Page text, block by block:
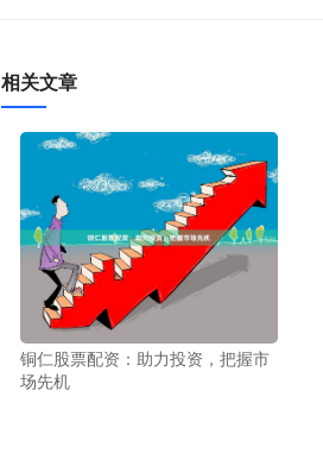
相关文章
铜仁股票配资：助力投资，把握市
场先机